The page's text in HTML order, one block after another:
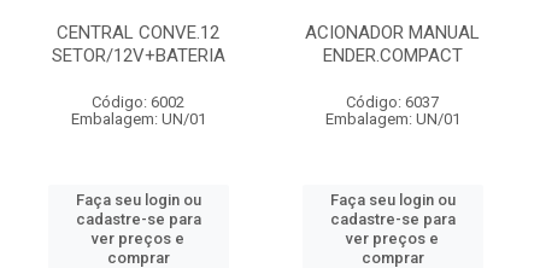
CENTRAL CONVE.12
SETOR/12V+BATERIA
Código: 6002
Embalagem: UN/01
Faça seu login ou
cadastre-se para
ver preços e
comprar
ACIONADOR MANUAL
ENDER.COMPACT
Código: 6037
Embalagem: UN/01
Faça seu login ou
cadastre-se para
ver preços e
comprar